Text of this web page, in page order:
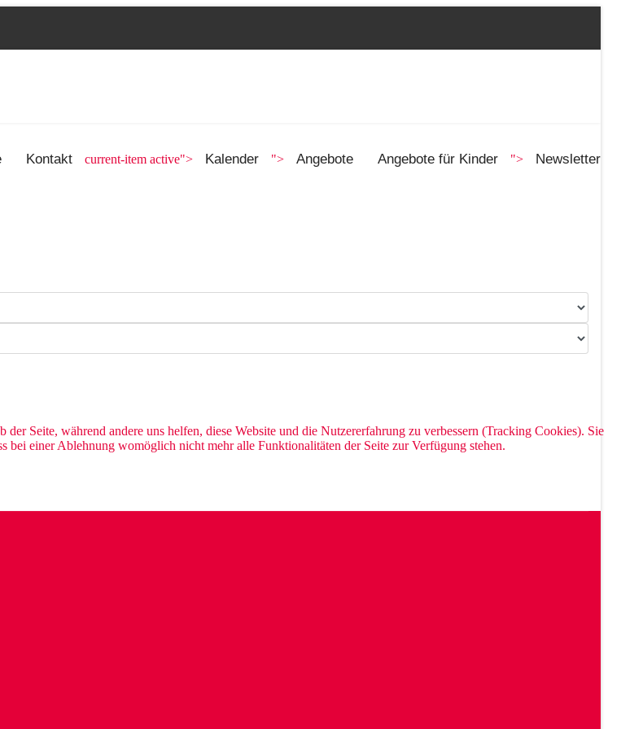
Kontakt current-item active"> Kalender "> Angebote Angebote für Kinder "> Newsletter
Seite, während andere uns helfen, diese Website und die Nutzererfahrung zu verbessern (Tracking Cookies). Sie
bei einer Ablehnung womöglich nicht mehr alle Funktionalitäten der Seite zur Verfügung stehen.